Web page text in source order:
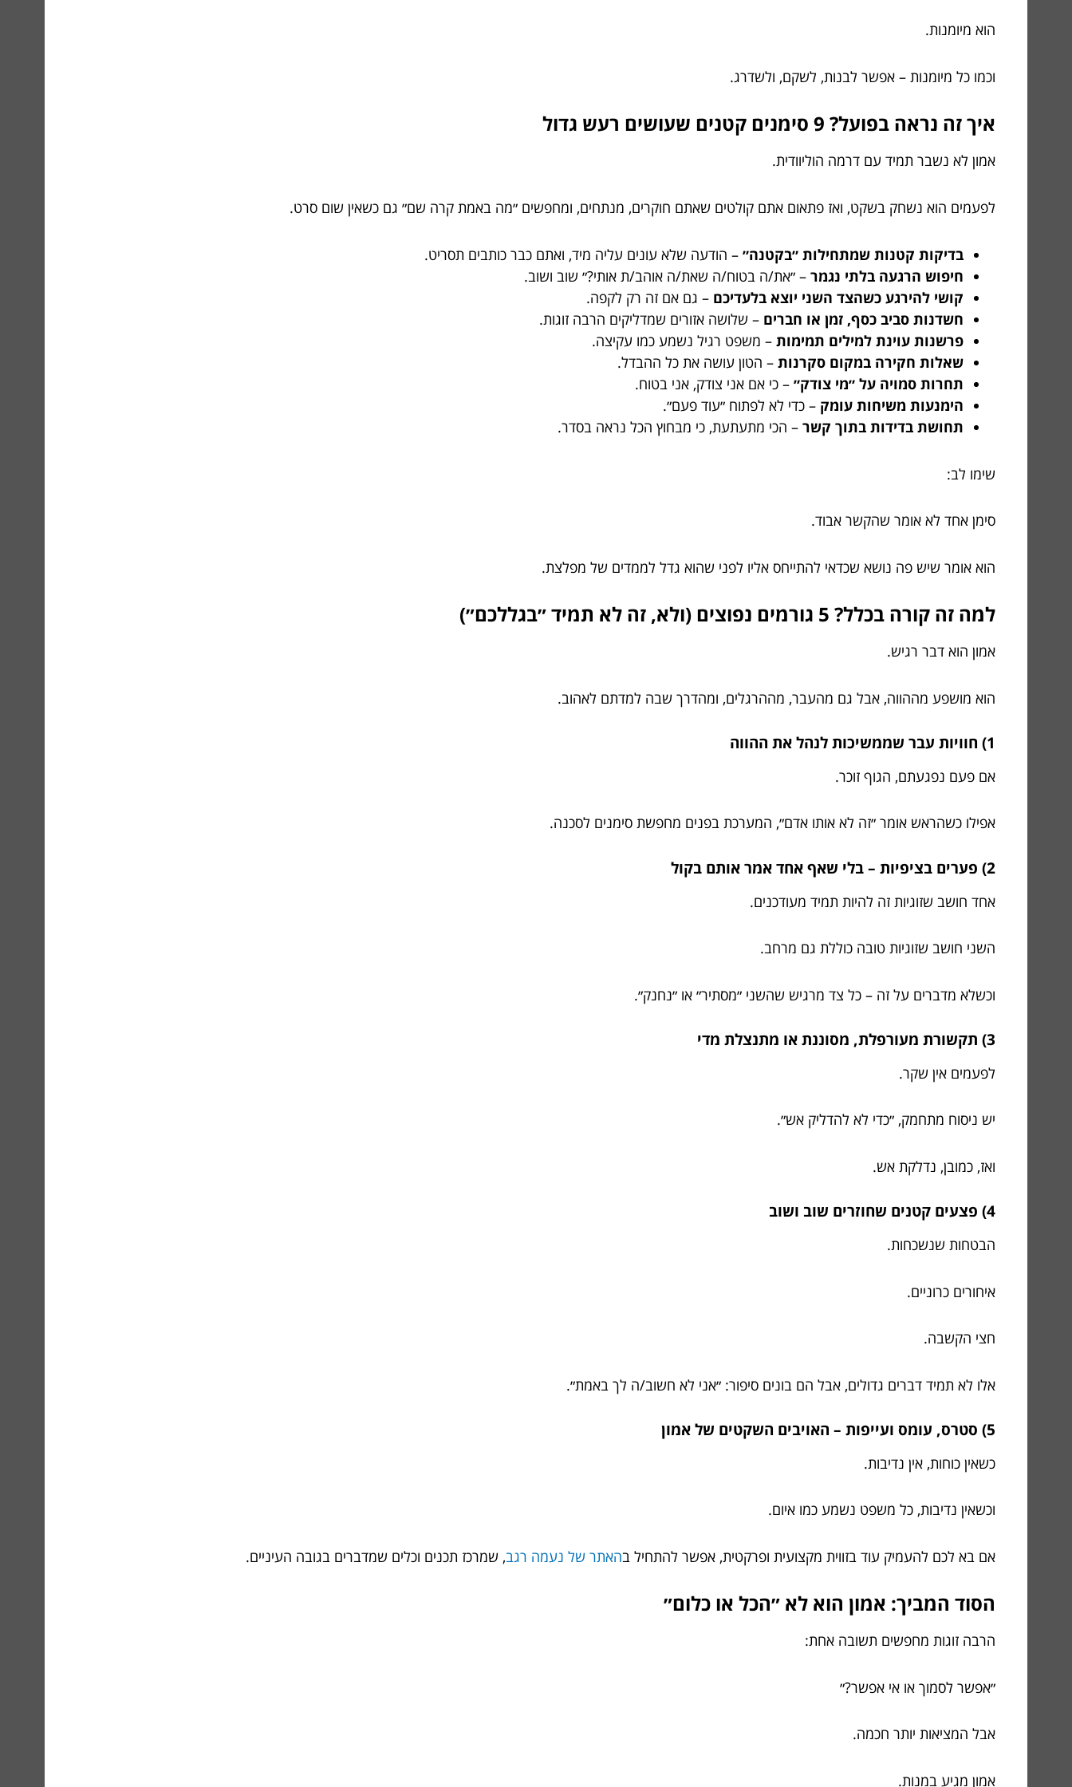
הוא מיומנות.
וכמו כל מיומנות – אפשר לבנות, לשקם, ולשדרג.
איך זה נראה בפועל? 9 סימנים קטנים שעושים רעש גדול
אמון לא נשבר תמיד עם דרמה הוליוודית.
לפעמים הוא נשחק בשקט, ואז פתאום אתם קולטים שאתם חוקרים, מנתחים, ומחפשים ״מה באמת קרה שם״ גם כשאין שום סרט.
בדיקות קטנות שמתחילות ״בקטנה״ – הודעה שלא עונים עליה מיד, ואתם כבר כותבים תסריט.
חיפוש הרגעה בלתי נגמר – ״את/ה בטוח/ה שאת/ה אוהב/ת אותי?״ שוב ושוב.
קושי להירגע כשהצד השני יוצא בלעדיכם – גם אם זה רק לקפה.
חשדנות סביב כסף, זמן או חברים – שלושה אזורים שמדליקים הרבה זוגות.
פרשנות עוינת למילים תמימות – משפט רגיל נשמע כמו עקיצה.
שאלות חקירה במקום סקרנות – הטון עושה את כל ההבדל.
תחרות סמויה על ״מי צודק״ – כי אם אני צודק, אני בטוח.
הימנעות משיחות עומק – כדי לא לפתוח ״עוד פעם״.
תחושת בדידות בתוך קשר – הכי מתעתעת, כי מבחוץ הכל נראה בסדר.
שימו לב:
סימן אחד לא אומר שהקשר אבוד.
הוא אומר שיש פה נושא שכדאי להתייחס אליו לפני שהוא גדל לממדים של מפלצת.
למה זה קורה בכלל? 5 גורמים נפוצים (ולא, זה לא תמיד ״בגללכם״)
אמון הוא דבר רגיש.
הוא מושפע מההווה, אבל גם מהעבר, מההרגלים, ומהדרך שבה למדתם לאהוב.
1) חוויות עבר שממשיכות לנהל את ההווה
אם פעם נפגעתם, הגוף זוכר.
אפילו כשהראש אומר ״זה לא אותו אדם״, המערכת בפנים מחפשת סימנים לסכנה.
2) פערים בציפיות – בלי שאף אחד אמר אותם בקול
אחד חושב שזוגיות זה להיות תמיד מעודכנים.
השני חושב שזוגיות טובה כוללת גם מרחב.
וכשלא מדברים על זה – כל צד מרגיש שהשני ״מסתיר״ או ״נחנק״.
3) תקשורת מעורפלת, מסוננת או מתנצלת מדי
לפעמים אין שקר.
יש ניסוח מתחמק, ״כדי לא להדליק אש״.
ואז, כמובן, נדלקת אש.
4) פצעים קטנים שחוזרים שוב ושוב
הבטחות שנשכחות.
איחורים כרוניים.
חצי הקשבה.
אלו לא תמיד דברים גדולים, אבל הם בונים סיפור: ״אני לא חשוב/ה לך באמת״.
5) סטרס, עומס ועייפות – האויבים השקטים של אמון
כשאין כוחות, אין נדיבות.
וכשאין נדיבות, כל משפט נשמע כמו איום.
אם בא לכם להעמיק עוד בזווית מקצועית ופרקטית, אפשר להתחיל בהאתר של נעמה רגב, שמרכז תכנים וכלים שמדברים בגובה העיניים.
הסוד המביך: אמון הוא לא ״הכל או כלום״
הרבה זוגות מחפשים תשובה אחת:
״אפשר לסמוך או אי אפשר?״
אבל המציאות יותר חכמה.
אמון מגיע במנות.